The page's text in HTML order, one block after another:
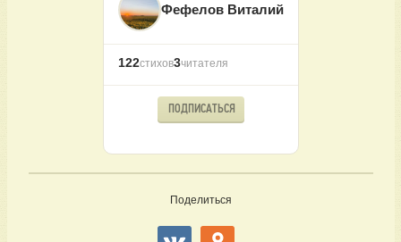
Фефелов Виталий
122стихов3читателя
ПОДПИСАТЬСЯ
Поделиться